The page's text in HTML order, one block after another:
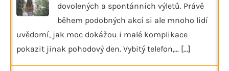
dovolených a spontánních výletů. Právě
během podobných akcí si ale mnoho lidí
uvědomí, jak moc dokážou i malé komplikace
pokazit jinak pohodový den. Vybitý telefon,… [...]